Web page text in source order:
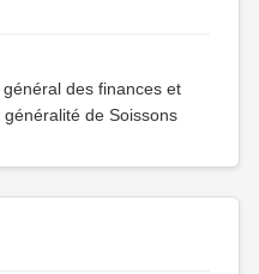
des finances et
de Soissons